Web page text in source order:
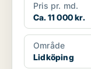
Pris pr. md.
Ca. 11 000 kr.
Område
Lidköping